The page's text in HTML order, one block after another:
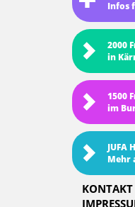
Infos
2000
in
1500
im
JUFA
Mehr
KONTAKT